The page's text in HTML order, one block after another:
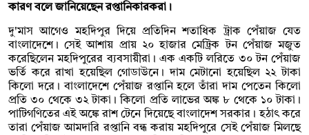
কারণ বলে জানিয়েছেন রপ্তানিকারকরা।
দু'মাস আগেও মহদিপুর দিয়ে প্রতিদিন শতাধিক ট্রাক পেঁয়াজ যেত
বাংলাদেশে। সেই আশায় প্রায় ২০ হাজার মেট্রিক টন পেঁয়াজ মজুত
করেছিলেন মহদিপুরের ব্যবসায়ীরা। এক একটি লরিতে ৩০ টন পেঁয়াজ
ভর্তি করে রাখা হয়েছিল গোডাউনে। দাম মেটানো হয়েছিল ২২ টাকা
কিলো দরে। বাংলাদেশে পেঁয়াজ রপ্তানি হলে তাঁরা দাম পেতেন কিলো
প্রতি ৩০ থেকে ৩২ টাকা। কিলো প্রতি লাভের অঙ্ক ৮ থেকে ১০ টাকা।
পাটিগণিতের এই অঙ্কে রাশ টেনে দিয়েছে বাংলাদেশ সরকার। হঠাৎ করে
তারা পেঁয়াজ আমদারি রপ্তানি বন্ধ করায় মহদিপুরে সেই পেঁয়াজ মিলছে